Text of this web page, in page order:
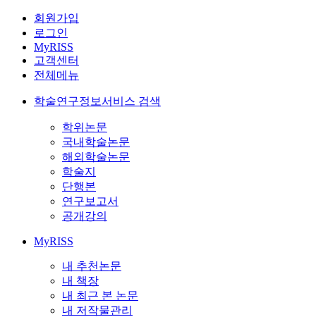
회원가입
로그인
MyRISS
고객센터
전체메뉴
학술연구정보서비스 검색
학위논문
국내학술논문
해외학술논문
학술지
단행본
연구보고서
공개강의
MyRISS
내 추천논문
내 책장
내 최근 본 논문
내 저작물관리